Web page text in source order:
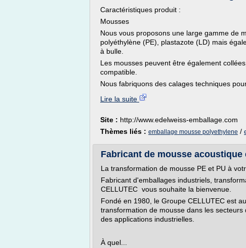
Caractéristiques produit :
Mousses
Nous vous proposons une large gamme de
polyéthylène (PE), plastazote (LD) mais
à bulle.
Les mousses peuvent être également
compatible.
Nous fabriquons des calages techniques
Lire la suite
Site : http://www.edelweiss-emballage.com
Thèmes liés : emballage mousse polyethylene /
Fabricant de mousse
La transformation de mousse PE et PU à
Fabricant d'emballages industriels,
CELLUTEC vous souhaite la bienvenue.
Fondé en 1980, le Groupe CELLUTEC est
transformation de mousse dans les
des applications industrielles.
À quel...